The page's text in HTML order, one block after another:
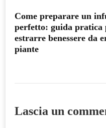
Come preparare un
perfetto: guida pratica
estrarre benessere da
piante
Lascia un